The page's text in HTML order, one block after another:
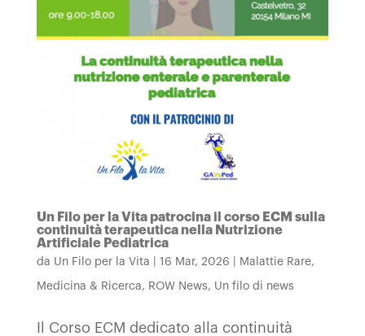
Un Filo per la Vita patrocina il corso ECM sulla
continuità terapeutica nella Nutrizione
Artificiale Pediatrica
da Un Filo per la Vita 16 Mar, 2026 Malattie Rare,
Medicina & Ricerca, ROW News, Un filo di news
Il Corso ECM dedicato alla continuità